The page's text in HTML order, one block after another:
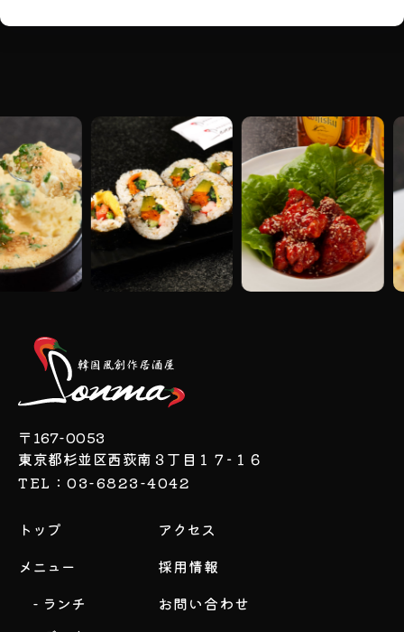
〒167-0053
東京都杉並区西荻南３丁目１７−１６
TEL：03-6823-4042
トップ
メニュー
- ランチ
アクセス
採用情報
お問い合わせ